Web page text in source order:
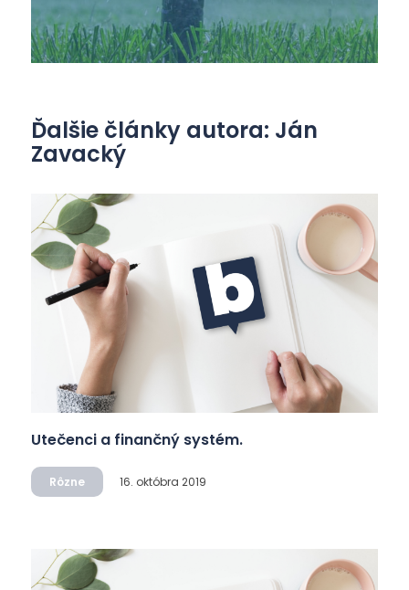
Ďalšie články autora: Ján
Zavacký
Utečenci a finančný systém.
Rôzne 16. októbra 2019